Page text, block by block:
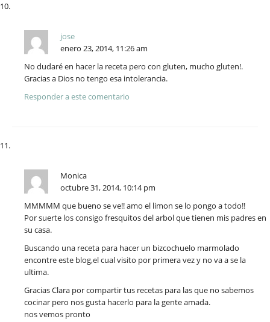
jose
enero 23, 2014, 11:26 am
No dudaré en hacer la receta pero con gluten, mucho gluten!.
Gracias a Dios no tengo esa intolerancia.
Responder a este comentario
Monica
octubre 31, 2014, 10:14 pm
MMMMM que bueno se ve!! amo el limon se lo pongo a todo!!
Por suerte los consigo fresquitos del arbol que tienen mis padres en
su casa.
Buscando una receta para hacer un bizcochuelo marmolado
encontre este blog,el cual visito por primera vez y no va a se la
ultima.
Gracias Clara por compartir tus recetas para las que no sabemos
cocinar pero nos gusta hacerlo para la gente amada.
nos vemos pronto